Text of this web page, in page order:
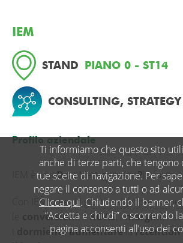
IEM
STAND PIANO 0 - ST14
CONSULTING,
Profilo aziendale
IEM è unaData ManagementP latform.
Con IEM ottieni i giusti insight per
conversioni, il ROAS, imargini,
dormienti,aumentarelaretention
Ti informiamo che questo sito
anche di terze parti, che tengono
tue scelte di navigazione. Per
negare il consenso a tutti o ad
Clicca qui. Chiudendo il banner,
“Accetta e chiudi” o scorrendo
pagina acconsenti all’uso dei